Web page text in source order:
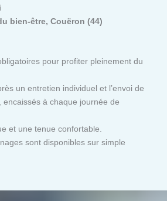
bien-être, Couëron (44)
pour profiter pleinement du
un entretien individuel et l’envoi de
, encaissés à chaque journée de
et une tenue confortable.
sont disponibles sur simple